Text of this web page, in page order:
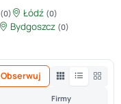
(0) Łódź (0)
Bydgoszcz (0)
Firmy
Obserwuj